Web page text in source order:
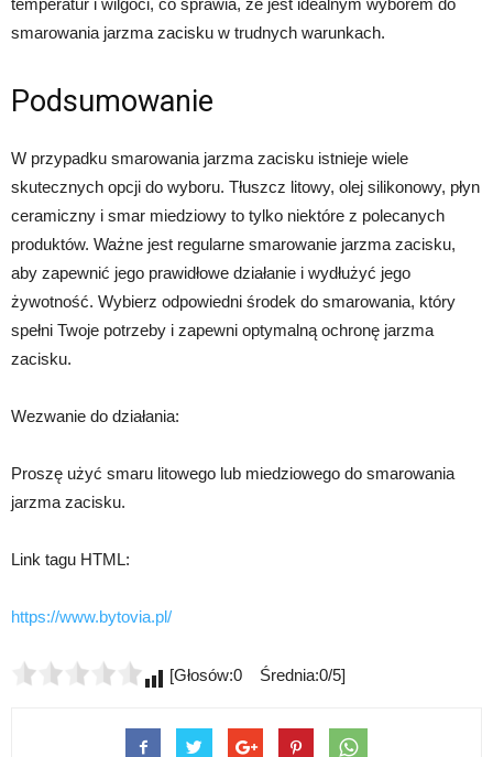
smarowania jarzma zacisku w trudnych warunkach.
Podsumowanie
W przypadku smarowania jarzma zacisku istnieje wiele
skutecznych opcji do wyboru. Tłuszcz litowy, olej silikonowy, płyn
ceramiczny i smar miedziowy to tylko niektóre z polecanych
produktów. Ważne jest regularne smarowanie jarzma zacisku,
aby zapewnić jego prawidłowe działanie i wydłużyć jego
żywotność. Wybierz odpowiedni środek do smarowania, który
spełni Twoje potrzeby i zapewni optymalną ochronę jarzma
zacisku.
Wezwanie do działania:
Proszę użyć smaru litowego lub miedziowego do smarowania
jarzma zacisku.
Link tagu HTML:
https://www.bytovia.pl/
[Głosów:0 Średnia:0/5]